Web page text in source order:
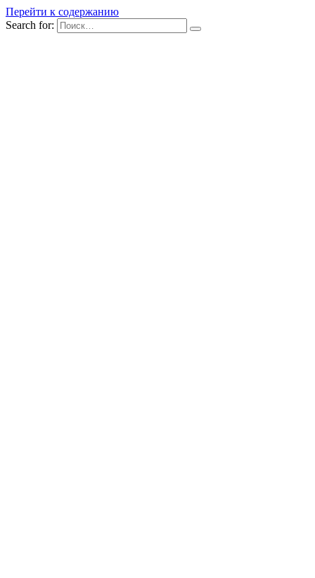
Перейти к содержанию
Search for: